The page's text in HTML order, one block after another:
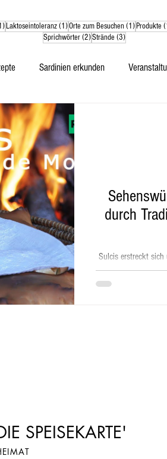
1 Beitrag
Laktoseintoleranz (1)1 Beitrag
Orte zum Besuchen (1)1 Beitrag
Produkte
Sprichwörter(2)2 Beiträge
Strände (3)3 Beiträge
Sardinien erkunden
typischen sardischen Produkte
Strände Sardiniens
durch
Sulcis erstreckt sich
eine
SPEISEKARTE'